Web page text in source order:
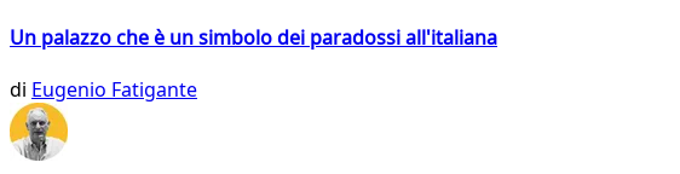
Un palazzo che è un simbolo dei paradossi all'italiana
di Eugenio Fatigante